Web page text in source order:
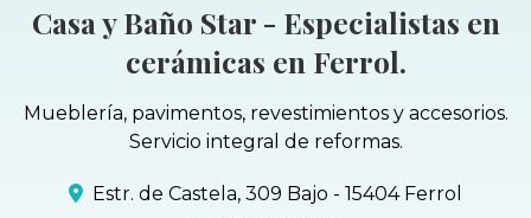
Casa y Baño Star - Especialistas en
cerámicas en Ferrol.
Mueblería, pavimentos, revestimientos y accesorios.
Servicio integral de reformas.
Estr. de Castela, 309 Bajo - 15404 Ferrol